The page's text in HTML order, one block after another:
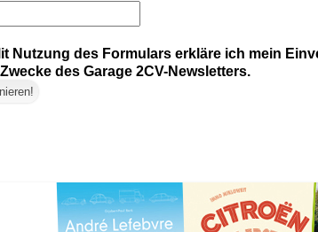
Nutzung des Formulars erkläre ich mein
des Garage 2CV-Newsletters.